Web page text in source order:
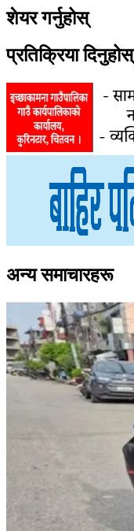
शेयर गर्नुहोस्
प्रतिक्रिया दिनुहोस्
अन्य समाचारहरू